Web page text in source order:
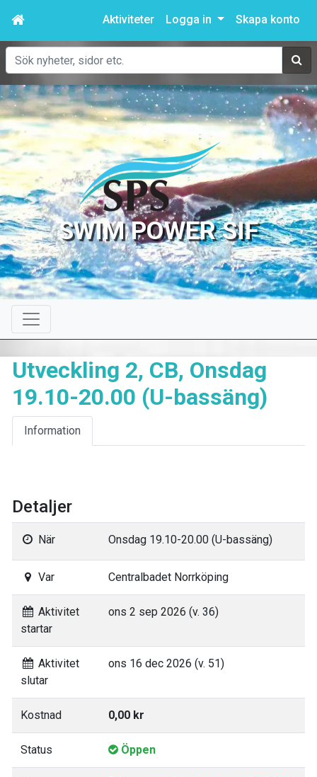
Aktiviteter Logga in Skapa konto
Sök
SWIM POWER SIF
Utveckling 2, CB, Onsdag
19.10-20.00 (U-bassäng)
Information
Detaljer
När Onsdag 19.10-20.00 (U-bassäng)
Var Centralbadet Norrköping
Aktivitet
startar
ons 2 sep 2026 (v. 36)
Aktivitet
slutar
ons 16 dec 2026 (v. 51)
Kostnad 0,00 kr
Status Öppen